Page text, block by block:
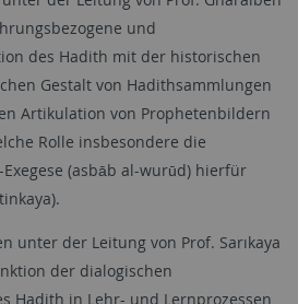
und
des Hadith mit der historischen
Gestalt von Hadithsammlungen
Artikulation von Prophetenbildern
Rolle insbesondere die
(asbāb al-wurūd) hierfür
unter der Leitung von Prof. Sarıkaya
der dialogischen
Hadith in Lehr- und Lernprozessen